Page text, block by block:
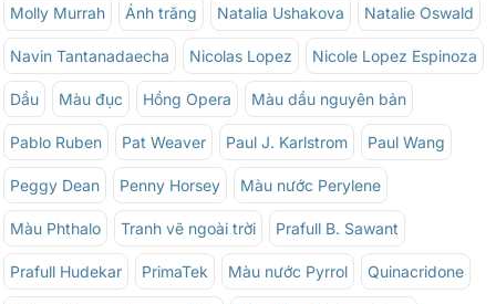
Molly Murrah Ánh trăng Natalia Ushakova Natalie Oswald
Navin Tantanadaecha Nicolas Lopez Nicole Lopez Espinoza
Dầu Màu đục Hồng Opera Màu dầu nguyên bản
Pablo Ruben Pat Weaver Paul J. Karlstrom Paul Wang
Peggy Dean Penny Horsey Màu nước Perylene
Màu Phthalo Tranh vẽ ngoài trời Prafull B. Sawant
Prafull Hudekar PrimaTek Màu nước Pyrrol Quinacridone